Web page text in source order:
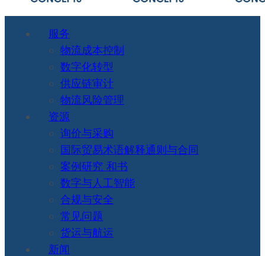
服务
物流成本控制
数字化转型
供应链审计
物流风险管理
资源
询价与采购
国际贸易术语解释通则与合同
案例研究 和书
数字与人工智能
合规与安全
常见问题
货运与航运
新闻